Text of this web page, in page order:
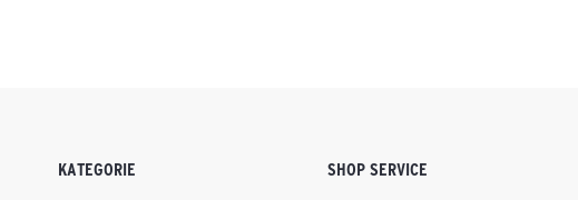
KATEGORIE SHOP SERVICE